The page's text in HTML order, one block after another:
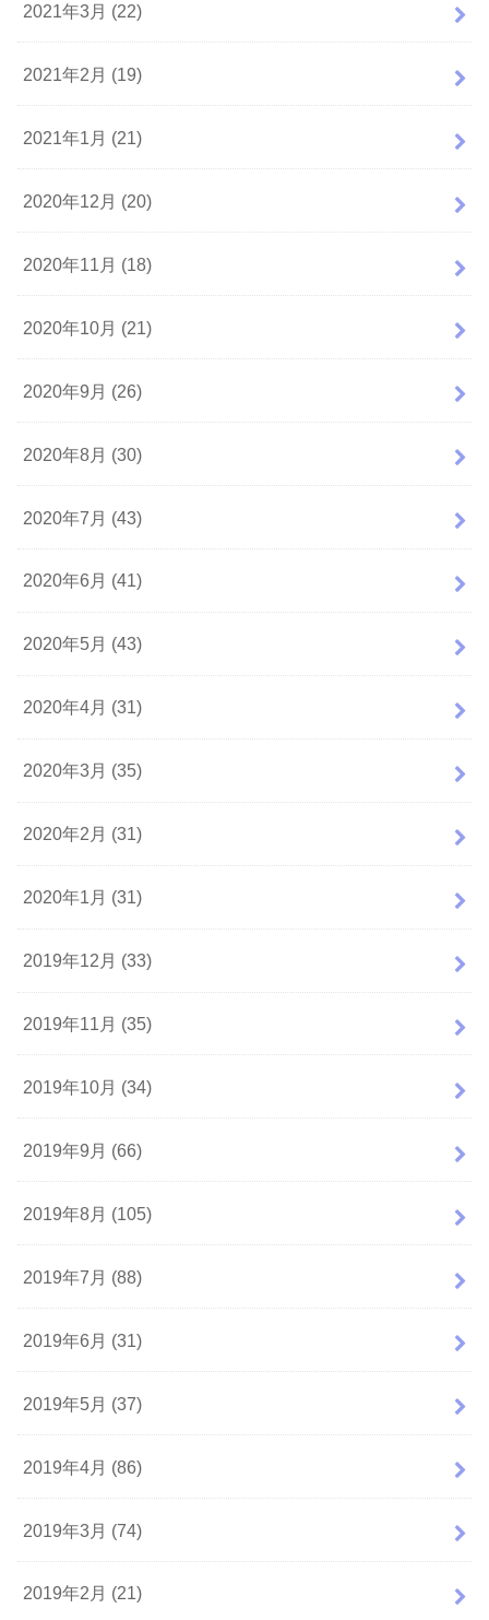
2021年3月 (22)
2021年2月 (19)
2021年1月 (21)
2020年12月 (20)
2020年11月 (18)
2020年10月 (21)
2020年9月 (26)
2020年8月 (30)
2020年7月 (43)
2020年6月 (41)
2020年5月 (43)
2020年4月 (31)
2020年3月 (35)
2020年2月 (31)
2020年1月 (31)
2019年12月 (33)
2019年11月 (35)
2019年10月 (34)
2019年9月 (66)
2019年8月 (105)
2019年7月 (88)
2019年6月 (31)
2019年5月 (37)
2019年4月 (86)
2019年3月 (74)
2019年2月 (21)